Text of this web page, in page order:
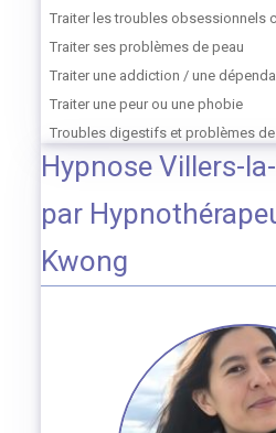
Traiter les troubles obsessionnels
Traiter ses problèmes de peau
Traiter une addiction / une
Traiter une peur ou une phobie
Troubles digestifs et problèmes
Hypnose Villers-
par
Kwong